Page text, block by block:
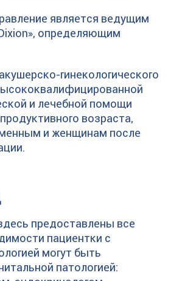
является ведущим
определяющим
гинекологического
и лечебной помощи
возраста,
и женщинам после
предоставлены все
пациентки с
могут быть
патологией: